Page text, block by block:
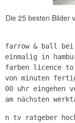
Die 25 besten Bilder
farrow & ball
einmalig in
farben licence
von minuten
00 uhr eingehen
am nächsten
n tv ratgeber